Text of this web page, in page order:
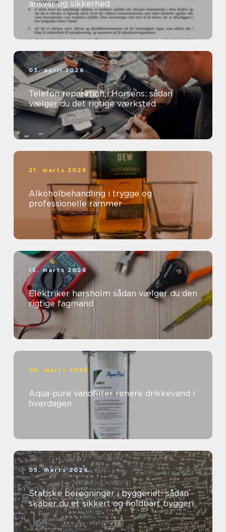
ansvar og sikkerhed
03. april 2026
Telefon reparation i Horsens: sådan
vælger du det rigtige værksted
21. marts 2026
Alkoholbehandling i trygge og
professionelle rammer
15. marts 2026
Elektriker hørsholm sådan vælger du den
rigtige fagmand
05. marts 2026
Aqua-pure vandfilter renere drikkevand i
hverdagen
05. marts 2026
Statiske beregninger i byggeriet: sådan
skaber du et sikkert og holdbart byggeri